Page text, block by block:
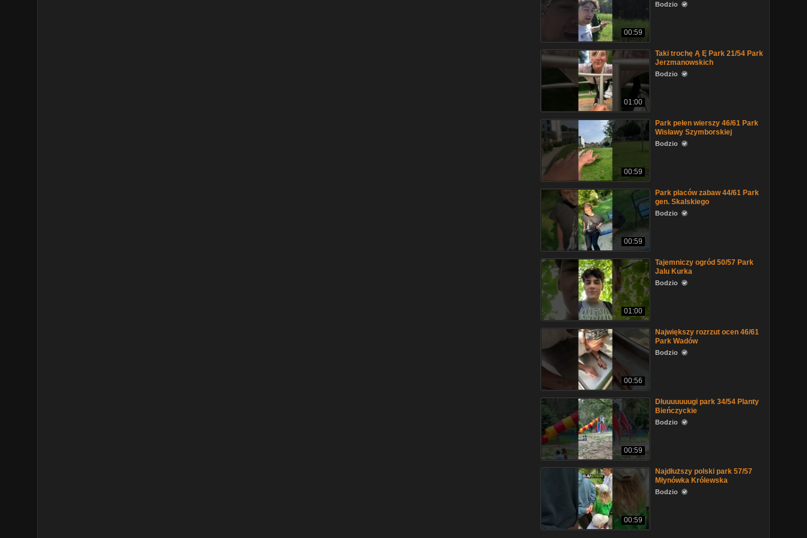
00:59
Bodzio
01:00
Taki trochę Ą Ę Park 21/54 Park
Jerzmanowskich
Bodzio
00:59
Park pełen wierszy 46/61 Park
Wisławy Szymborskiej
Bodzio
00:59
Park placów zabaw 44/61 Park
gen. Skalskiego
Bodzio
01:00
Tajemniczy ogród 50/57 Park
Jalu Kurka
Bodzio
00:56
Największy rozrzut ocen 46/61
Park Wadów
Bodzio
00:59
Dłuuuuuuugi park 34/54 Planty
Bieńczyckie
Bodzio
00:59
Najdłuższy polski park 57/57
Młynówka Królewska
Bodzio